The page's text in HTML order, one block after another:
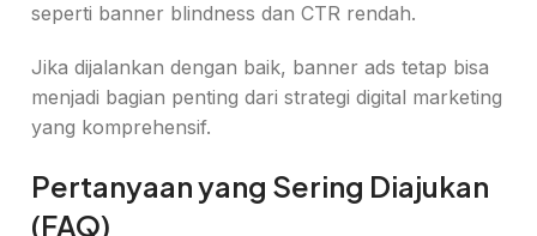
seperti banner blindness dan CTR rendah.
Jika dijalankan dengan baik, banner ads tetap bisa
menjadi bagian penting dari strategi digital marketing
yang komprehensif.
Pertanyaan yang Sering Diajukan
(FAQ)